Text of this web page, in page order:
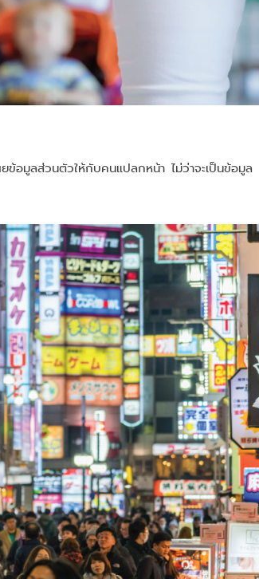
ยข้อมูลส่วนตัวให้กับคนแปลกหน้า ไม่ว่าจะเป็นข้อมูล